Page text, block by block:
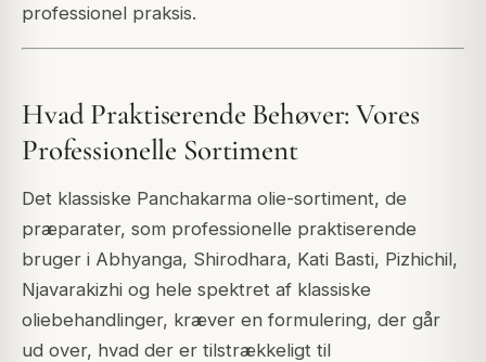
professionel praksis.
Hvad Praktiserende Behøver: Vores
Professionelle Sortiment
Det klassiske Panchakarma olie-sortiment, de
præparater, som professionelle praktiserende
bruger i Abhyanga, Shirodhara, Kati Basti, Pizhichil,
Njavarakizhi og hele spektret af klassiske
oliebehandlinger, kræver en formulering, der går
ud over, hvad der er tilstrækkeligt til